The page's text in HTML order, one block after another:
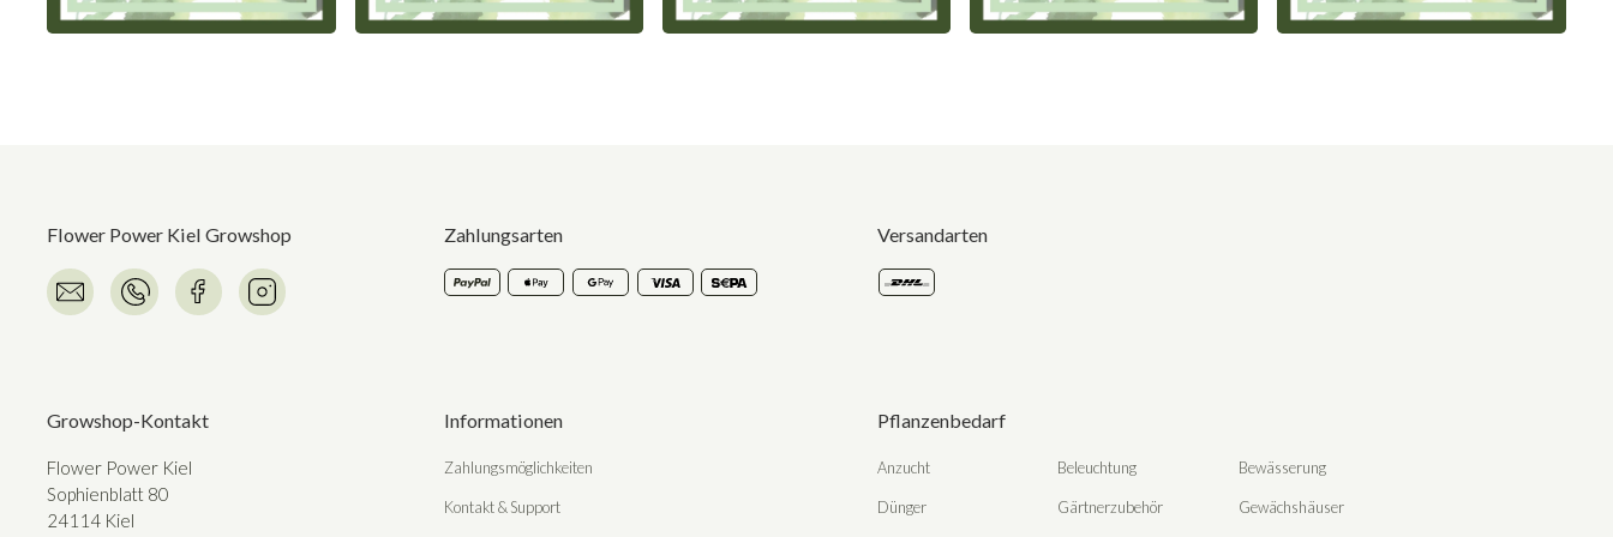
Flower Power Kiel Growshop Zahlungsarten Versandarten
Growshop-Kontakt
Flower Power Kiel
Sophienblatt 80
24114 Kiel
Informationen
Zahlungsmöglichkeiten
Kontakt & Support
Pflanzenbedarf
Anzucht Beleuchtung Bewässerung
Dünger Gärtnerzubehör Gewächshäuser